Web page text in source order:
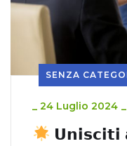
SENZA
_ 24 Luglio 2024 _